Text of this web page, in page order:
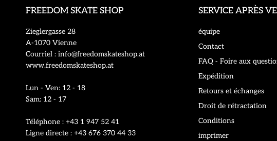
FREEDOM SKATE SHOP
Zieglergasse 28
A-1070 Vienne
Courriel : info@freedomskateshop.at
www.freedomskateshop.at
Lun - Ven: 12 - 18
Sam: 12 - 17
Téléphone : +43 1 947 52 41
Ligne directe : +43 676 370 44 33
SERVICE APRÈS
équipe
Contact
FAQ - Foire aux
Expédition
Retours et échanges
Droit de rétractation
Conditions
imprimer